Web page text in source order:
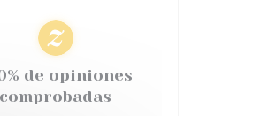
de opiniones
comprobadas